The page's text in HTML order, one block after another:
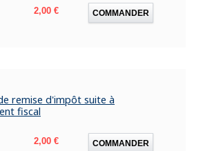
Prix
2,00 € COMMANDER
remise d'impôt suite à
fiscal
Prix
2,00 € COMMANDER